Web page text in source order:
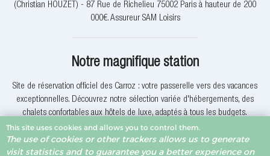
(Christian HOUZET) - 87 Rue de Richelieu 75002 Paris à hauteur de 200
000€. Assureur SAM Loisirs
Notre magnifique station
Site de réservation officiel des Carroz : votre passerelle vers des vacances
exceptionnelles. Découvrez notre sélection variée d'hébergements, des
chalets confortables aux hôtels de luxe, adaptés à tous les budgets.
Explorez nos activités uniques qui vous immergeront dans la beauté des
Alpes. Que vous soyez un amateur de ski, de randonnée ou simplement en
This site uses cookies and allows you to control them.
The use of cookies or other trackers allows us to generate
visit statistics and to guarantee you a better experience on